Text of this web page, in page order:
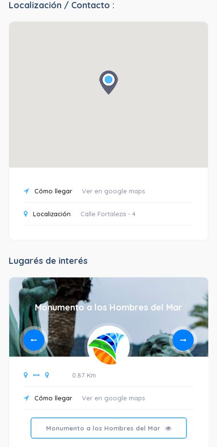
Localización / Contacto :
Cómo llegar Ver en google maps
Localización Calle Fortaleza - 4
Lugarés de interés
Monumento a los Hombres del Mar
0.87 Km
Cómo llegar Ver en google maps
Monumento a los Hombres del Mar